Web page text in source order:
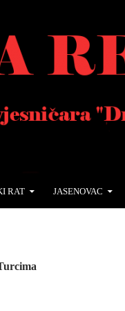
RAT JASENOVAC